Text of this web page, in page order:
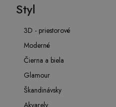
Styl
3D - priestorové
Moderné
Čierna a biela
Glamour
Škandinávsky
Akvarely